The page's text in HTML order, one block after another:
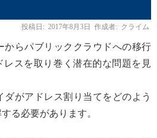
投稿日: 2017年8月3日 作成者: クライム
からパブリッククラウドへの移行
レスを取り巻く潜在的な問題を見
ダがアドレス割り当てをどのよう
る必要があります。